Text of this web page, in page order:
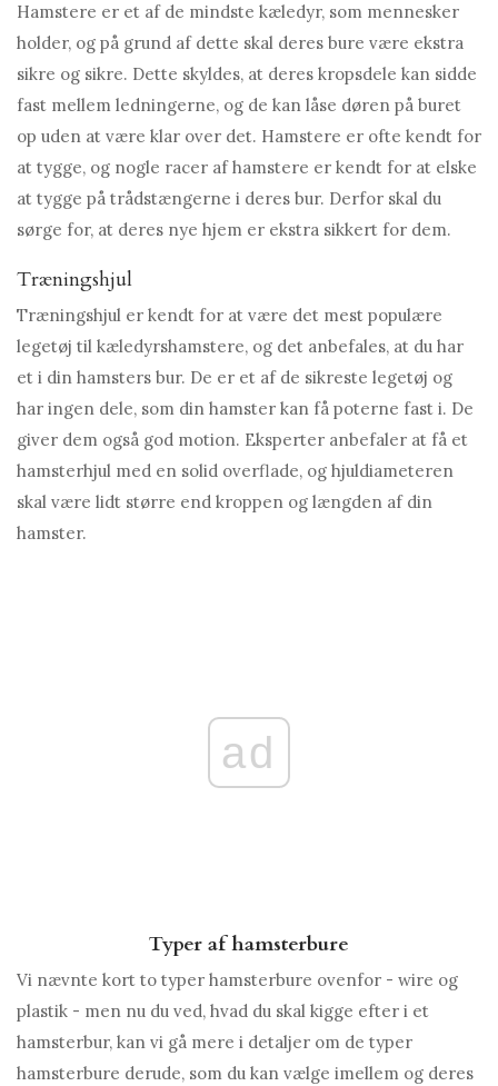
Hamstere er et af de mindste kæledyr, som mennesker
holder, og på grund af dette skal deres bure være ekstra
sikre og sikre. Dette skyldes, at deres kropsdele kan sidde
fast mellem ledningerne, og de kan låse døren på buret
op uden at være klar over det. Hamstere er ofte kendt for
at tygge, og nogle racer af hamstere er kendt for at elske
at tygge på trådstængerne i deres bur. Derfor skal du
sørge for, at deres nye hjem er ekstra sikkert for dem.
Træningshjul
Træningshjul er kendt for at være det mest populære
legetøj til kæledyrshamstere, og det anbefales, at du har
et i din hamsters bur. De er et af de sikreste legetøj og
har ingen dele, som din hamster kan få poterne fast i. De
giver dem også god motion. Eksperter anbefaler at få et
hamsterhjul med en solid overflade, og hjuldiameteren
skal være lidt større end kroppen og længden af ​​din
hamster.
ad
Typer af hamsterbure
Vi nævnte kort to typer hamsterbure ovenfor - wire og
plastik - men nu du ved, hvad du skal kigge efter i et
hamsterbur, kan vi gå mere i detaljer om de typer
hamsterbure derude, som du kan vælge imellem og deres